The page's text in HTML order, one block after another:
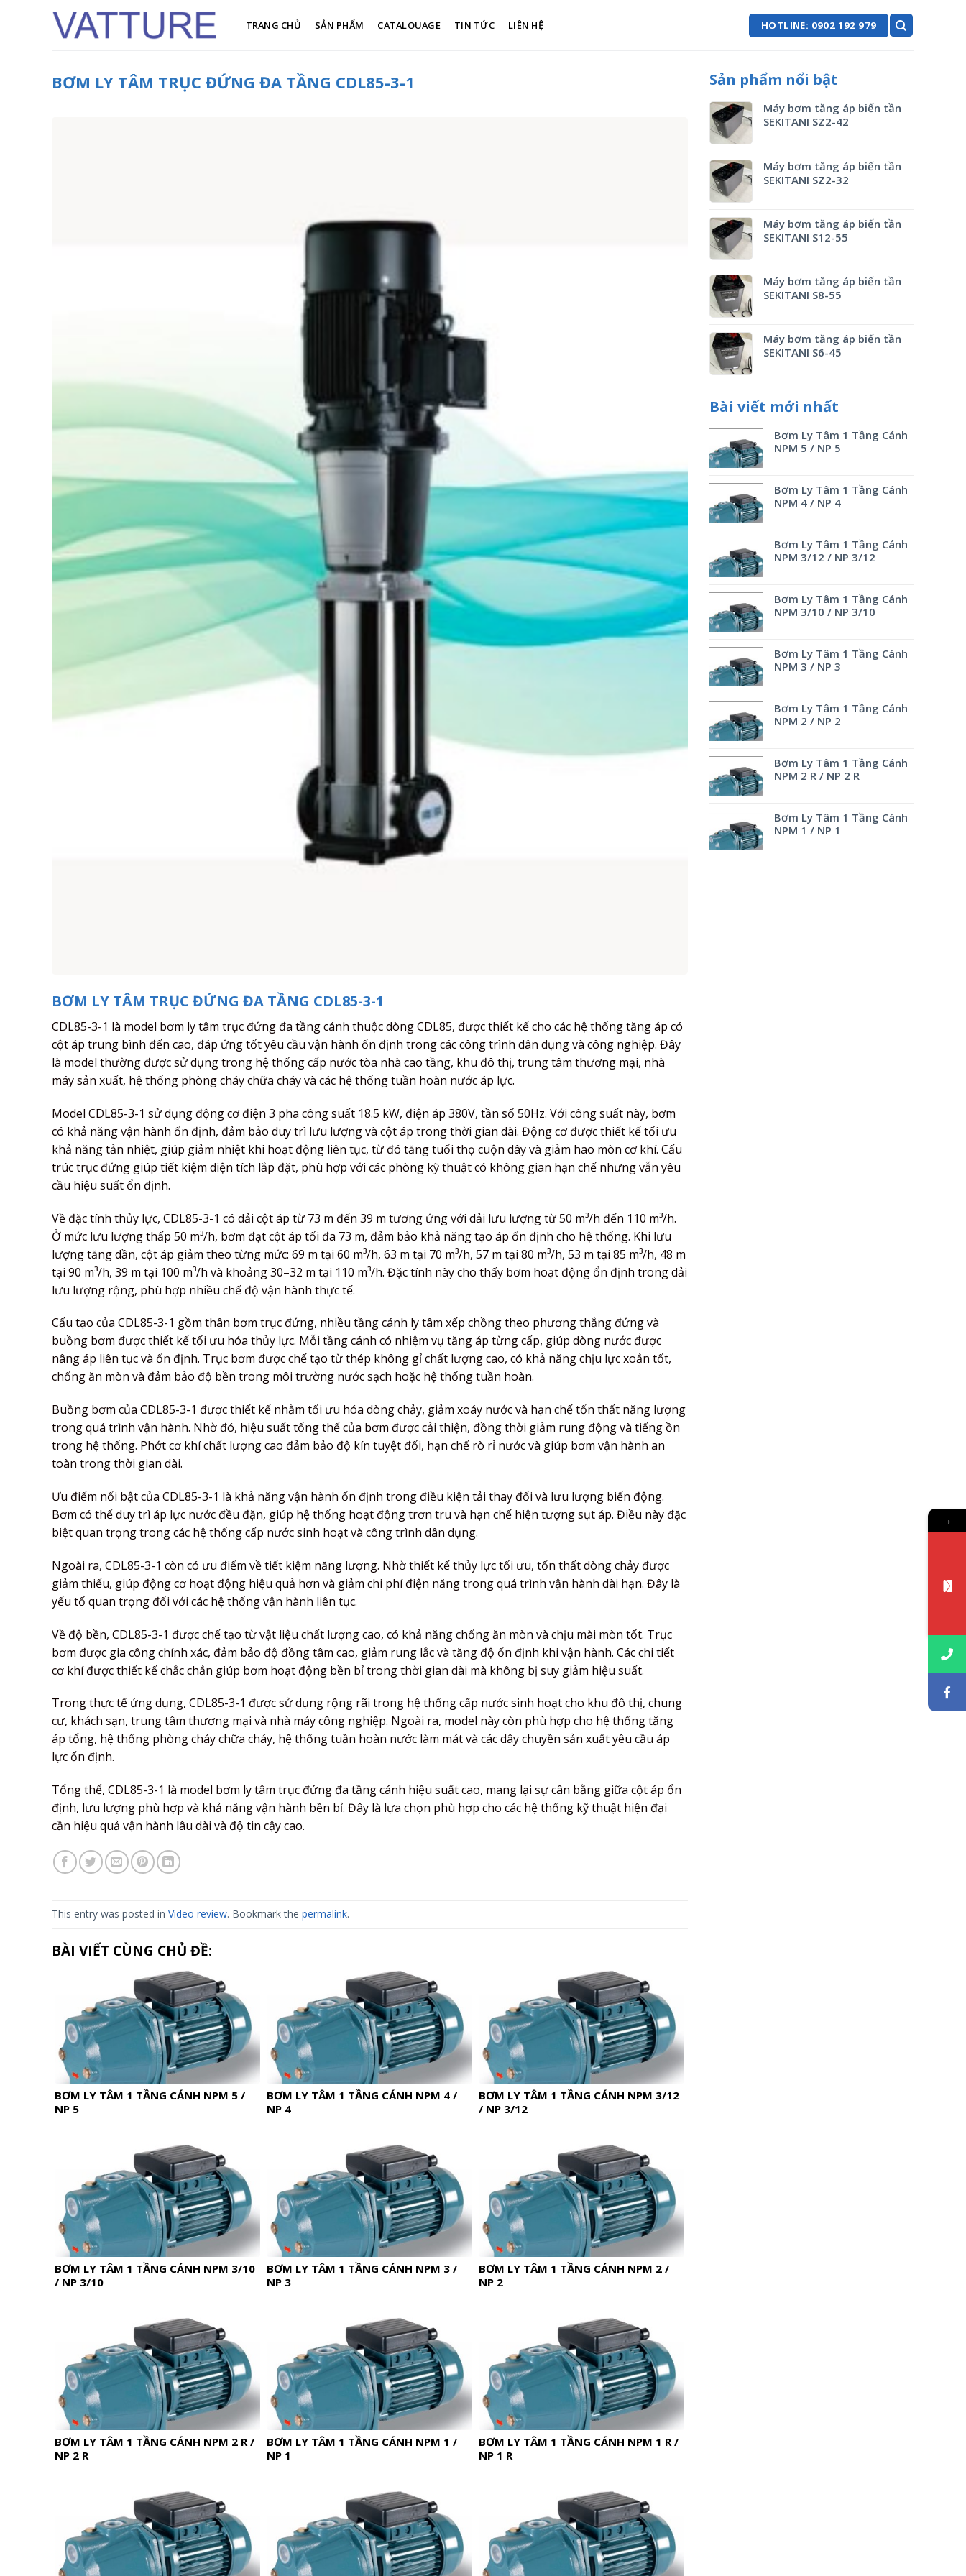
TRANG CHỦ SẢN PHẨM CATALOUAGE TIN TỨC LIÊN HỆ HOTLINE: 0902 192 979
BƠM LY TÂM TRỤC ĐỨNG ĐA TẦNG CDL85-3-1
BƠM LY TÂM TRỤC ĐỨNG ĐA TẦNG CDL85-3-1
CDL85-3-1 là model bơm ly tâm trục đứng đa tầng cánh thuộc dòng CDL85, được thiết kế cho các hệ thống tăng áp có
cột áp trung bình đến cao, đáp ứng tốt yêu cầu vận hành ổn định trong các công trình dân dụng và công nghiệp. Đây
là model thường được sử dụng trong hệ thống cấp nước tòa nhà cao tầng, khu đô thị, trung tâm thương mại, nhà
máy sản xuất, hệ thống phòng cháy chữa cháy và các hệ thống tuần hoàn nước áp lực.
Model CDL85-3-1 sử dụng động cơ điện 3 pha công suất 18.5 kW, điện áp 380V, tần số 50Hz. Với công suất này, bơm
có khả năng vận hành ổn định, đảm bảo duy trì lưu lượng và cột áp trong thời gian dài. Động cơ được thiết kế tối ưu
khả năng tản nhiệt, giúp giảm nhiệt khi hoạt động liên tục, từ đó tăng tuổi thọ cuộn dây và giảm hao mòn cơ khí. Cấu
trúc trục đứng giúp tiết kiệm diện tích lắp đặt, phù hợp với các phòng kỹ thuật có không gian hạn chế nhưng vẫn yêu
cầu hiệu suất ổn định.
Về đặc tính thủy lực, CDL85-3-1 có dải cột áp từ 73 m đến 39 m tương ứng với dải lưu lượng từ 50 m³/h đến 110 m³/h.
Ở mức lưu lượng thấp 50 m³/h, bơm đạt cột áp tối đa 73 m, đảm bảo khả năng tạo áp ổn định cho hệ thống. Khi lưu
lượng tăng dần, cột áp giảm theo từng mức: 69 m tại 60 m³/h, 63 m tại 70 m³/h, 57 m tại 80 m³/h, 53 m tại 85 m³/h, 48 m
tại 90 m³/h, 39 m tại 100 m³/h và khoảng 30–32 m tại 110 m³/h. Đặc tính này cho thấy bơm hoạt động ổn định trong dải
lưu lượng rộng, phù hợp nhiều chế độ vận hành thực tế.
Cấu tạo của CDL85-3-1 gồm thân bơm trục đứng, nhiều tầng cánh ly tâm xếp chồng theo phương thẳng đứng và
buồng bơm được thiết kế tối ưu hóa thủy lực. Mỗi tầng cánh có nhiệm vụ tăng áp từng cấp, giúp dòng nước được
nâng áp liên tục và ổn định. Trục bơm được chế tạo từ thép không gỉ chất lượng cao, có khả năng chịu lực xoắn tốt,
chống ăn mòn và đảm bảo độ bền trong môi trường nước sạch hoặc hệ thống tuần hoàn.
Buồng bơm của CDL85-3-1 được thiết kế nhằm tối ưu hóa dòng chảy, giảm xoáy nước và hạn chế tổn thất năng lượng
trong quá trình vận hành. Nhờ đó, hiệu suất tổng thể của bơm được cải thiện, đồng thời giảm rung động và tiếng ồn
trong hệ thống. Phớt cơ khí chất lượng cao đảm bảo độ kín tuyệt đối, hạn chế rò rỉ nước và giúp bơm vận hành an
toàn trong thời gian dài.
Ưu điểm nổi bật của CDL85-3-1 là khả năng vận hành ổn định trong điều kiện tải thay đổi và lưu lượng biến động.
Bơm có thể duy trì áp lực nước đều đặn, giúp hệ thống hoạt động trơn tru và hạn chế hiện tượng sụt áp. Điều này đặc
biệt quan trọng trong các hệ thống cấp nước sinh hoạt và công trình dân dụng.
Ngoài ra, CDL85-3-1 còn có ưu điểm về tiết kiệm năng lượng. Nhờ thiết kế thủy lực tối ưu, tổn thất dòng chảy được
giảm thiểu, giúp động cơ hoạt động hiệu quả hơn và giảm chi phí điện năng trong quá trình vận hành dài hạn. Đây là
yếu tố quan trọng đối với các hệ thống vận hành liên tục.
Về độ bền, CDL85-3-1 được chế tạo từ vật liệu chất lượng cao, có khả năng chống ăn mòn và chịu mài mòn tốt. Trục
bơm được gia công chính xác, đảm bảo độ đồng tâm cao, giảm rung lắc và tăng độ ổn định khi vận hành. Các chi tiết
cơ khí được thiết kế chắc chắn giúp bơm hoạt động bền bỉ trong thời gian dài mà không bị suy giảm hiệu suất.
Trong thực tế ứng dụng, CDL85-3-1 được sử dụng rộng rãi trong hệ thống cấp nước sinh hoạt cho khu đô thị, chung
cư, khách sạn, trung tâm thương mại và nhà máy công nghiệp. Ngoài ra, model này còn phù hợp cho hệ thống tăng
áp tổng, hệ thống phòng cháy chữa cháy, hệ thống tuần hoàn nước làm mát và các dây chuyền sản xuất yêu cầu áp
lực ổn định.
Tổng thể, CDL85-3-1 là model bơm ly tâm trục đứng đa tầng cánh hiệu suất cao, mang lại sự cân bằng giữa cột áp ổn
định, lưu lượng phù hợp và khả năng vận hành bền bỉ. Đây là lựa chọn phù hợp cho các hệ thống kỹ thuật hiện đại
cần hiệu quả vận hành lâu dài và độ tin cậy cao.
This entry was posted in Video review. Bookmark the permalink.
BÀI VIẾT CÙNG CHỦ ĐỀ:
BƠM LY TÂM 1 TẦNG CÁNH NPM 5 /
NP 5
BƠM LY TÂM 1 TẦNG CÁNH NPM 4 /
NP 4
BƠM LY TÂM 1 TẦNG CÁNH NPM 3/12
/ NP 3/12
BƠM LY TÂM 1 TẦNG CÁNH NPM 3/10
/ NP 3/10
BƠM LY TÂM 1 TẦNG CÁNH NPM 3 /
NP 3
BƠM LY TÂM 1 TẦNG CÁNH NPM 2 /
NP 2
BƠM LY TÂM 1 TẦNG CÁNH NPM 2 R /
NP 2 R
BƠM LY TÂM 1 TẦNG CÁNH NPM 1 /
NP 1
BƠM LY TÂM 1 TẦNG CÁNH NPM 1 R /
NP 1 R
Sản phẩm nổi bật
Máy bơm tăng áp biến tần
SEKITANI SZ2-42
Máy bơm tăng áp biến tần
SEKITANI SZ2-32
Máy bơm tăng áp biến tần
SEKITANI S12-55
Máy bơm tăng áp biến tần
SEKITANI S8-55
Máy bơm tăng áp biến tần
SEKITANI S6-45
Bài viết mới nhất
Bơm Ly Tâm 1 Tầng Cánh
NPM 5 / NP 5
Bơm Ly Tâm 1 Tầng Cánh
NPM 4 / NP 4
Bơm Ly Tâm 1 Tầng Cánh
NPM 3/12 / NP 3/12
Bơm Ly Tâm 1 Tầng Cánh
NPM 3/10 / NP 3/10
Bơm Ly Tâm 1 Tầng Cánh
NPM 3 / NP 3
Bơm Ly Tâm 1 Tầng Cánh
NPM 2 / NP 2
Bơm Ly Tâm 1 Tầng Cánh
NPM 2 R / NP 2 R
Bơm Ly Tâm 1 Tầng Cánh
NPM 1 / NP 1
→